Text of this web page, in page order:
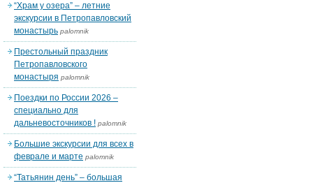
“Храм у озера” – летние
экскурсии в Петропавловский
монастырь palomnik
Престольный праздник
Петропавловского
монастыря palomnik
Поездки по России 2026 –
специально для
дальневосточников ! palomnik
Большие экскурсии для всех в
феврале и марте palomnik
“Татьянин день” – большая